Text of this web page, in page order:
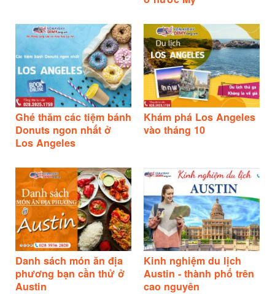
Ghé thăm các tiệm bánh
Donuts ngon nhất ở
Los Angeles
Khám phá Los Angeles
vào tháng 10
Danh sách món ăn địa
phương bạn cần thử ở
Austin
Kinh nghiệm du lịch
Austin - thành phố trên
cao nguyên